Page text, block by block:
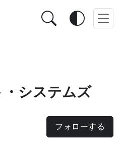
システムズ
フォローする